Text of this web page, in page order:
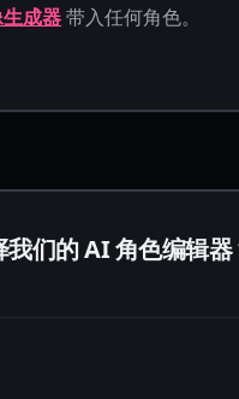
成器带入任何角色。
我们的 AI 角色编辑器